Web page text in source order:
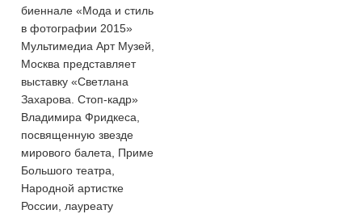
биеннале «Мода и стиль
в фотографии 2015»
Мультимедиа Арт Музей,
Москва представляет
выставку «Светлана
Захарова. Стоп-кадр»
Владимира Фридкеса,
посвященную звезде
мирового балета, Приме
Большого театра,
Народной артистке
России, лауреату